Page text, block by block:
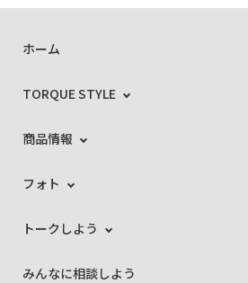
ホーム
TORQUE STYLE
商品情報
フォト
トークしよう
みんなに相談しよう